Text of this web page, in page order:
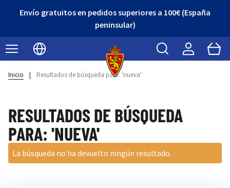
Envío gratuitos en pedidos superiores a 100€ (España
peninsular)
Seleccionar idioma
Buscar Cart
Inicio | Resultados de búsqueda para: 'nueva'
RESULTADOS DE BÚSQUEDA
PARA: 'NUEVA'
La búsqueda no ha devuelto ningún resultado.